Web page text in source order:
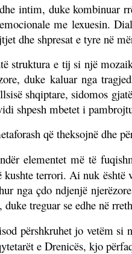
intim, duke kombinuar
me lexuesin.
dhe shpresat e tyre në
struktura e tij si një
duke kaluar nga
shqiptare, sidomos
shpesh mbetet i
që theksojnë dhe
elementet më të
kushte terrori. Ai nuk
nga çdo ndjenjë
treguar se edhe në
përshkruhet jo vetëm si
e Drenicës, kjo